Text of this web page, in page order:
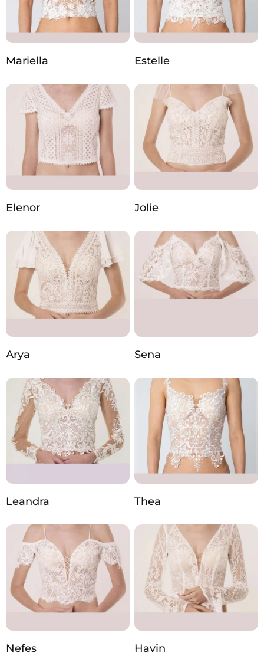
Mariella Estelle
Elenor Jolie
Arya Sena
Leandra Thea
Nefes Havin